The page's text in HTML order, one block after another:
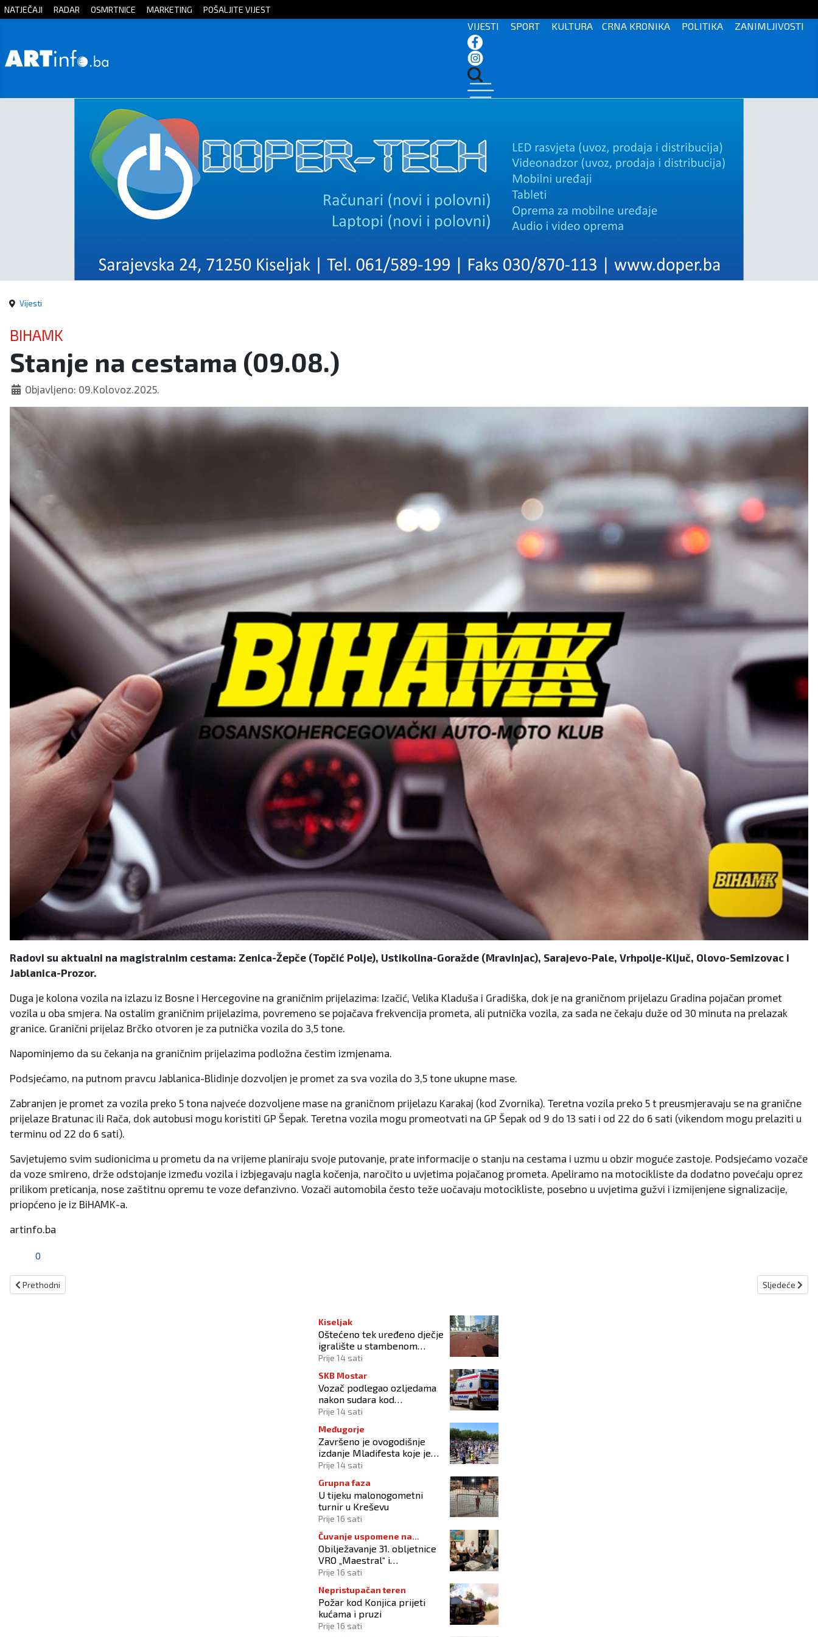
Početna
Zanimljivosti
NATJEČAJI RADAR OSMRTNICE MARKETING POŠALJITE VIJEST
VIJESTI SPORT KULTURA CRNA KRONIKA POLITIKA ZANIMLJIVOSTI
Vijesti
BIHAMK
Stanje na cestama (09.08.)
Objavljeno: 09.Kolovoz.2025.
Radovi su aktualni na magistralnim cestama: Zenica-Žepče (Topčić Polje), Ustikolina-Goražde (Mravinjac), Sarajevo-Pale, Vrhpolje-Ključ, Olovo-Semizovac i
Jablanica-Prozor.
Duga je kolona vozila na izlazu iz Bosne i Hercegovine na graničnim prijelazima: Izačić, Velika Kladuša i Gradiška, dok je na graničnom prijelazu Gradina pojačan promet
vozila u oba smjera. Na ostalim graničnim prijelazima, povremeno se pojačava frekvencija prometa, ali putnička vozila, za sada ne čekaju duže od 30 minuta na prelazak
granice. Granični prijelaz Brčko otvoren je za putnička vozila do 3,5 tone.
Napominjemo da su čekanja na graničnim prijelazima podložna čestim izmjenama.
Podsjećamo, na putnom pravcu Jablanica-Blidinje dozvoljen je promet za sva vozila do 3,5 tone ukupne mase.
Zabranjen je promet za vozila preko 5 tona najveće dozvoljene mase na graničnom prijelazu Karakaj (kod Zvornika). Teretna vozila preko 5 t preusmjeravaju se na granične
prijelaze Bratunac ili Rača, dok autobusi mogu koristiti GP Šepak. Teretna vozila mogu promeotvati na GP Šepak od 9 do 13 sati i od 22 do 6 sati (vikendom mogu prelaziti u
terminu od 22 do 6 sati).
Savjetujemo svim sudionicima u prometu da na vrijeme planiraju svoje putovanje, prate informacije o stanju na cestama i uzmu u obzir moguće zastoje. Podsjećamo vozače
da voze smireno, drže odstojanje između vozila i izbjegavaju nagla kočenja, naročito u uvjetima pojačanog prometa. Apeliramo na motocikliste da dodatno povećaju oprez
prilikom preticanja, nose zaštitnu opremu te voze defanzivno. Vozači automobila često teže uočavaju motocikliste, posebno u uvjetima gužvi i izmijenjene signalizacije,
priopćeno je iz BiHAMK-a.
artinfo.ba
0
Prethodni članak: Na snazi narančasti meteoalarm!
Prethodni Sljedeći
Sljedeće
Kiseljak
Oštećeno tek uređeno dječje
igralište u stambenom
naselju
Prije 14 sati
SKB Mostar
Vozač podlegao ozljedama
nakon sudara kod
Tomislavgrada
Prije 14 sati
Međugorje
Završeno je ovogodišnje
izdanje Mladifesta koje je
okupilo mlade iz 73 zemlje
Prije 14 sati
Grupna faza
U tijeku malonogometni
turnir u Kreševu
Prije 16 sati
Čuvanje uspomene na
branitelje
Obilježavanje 31. obljetnice
VRO „Maestral“ i
oslobođenja Jajca uz
Prije 16 sati
Nepristupačan teren
Požar kod Konjica prijeti
kućama i pruzi
Prije 16 sati